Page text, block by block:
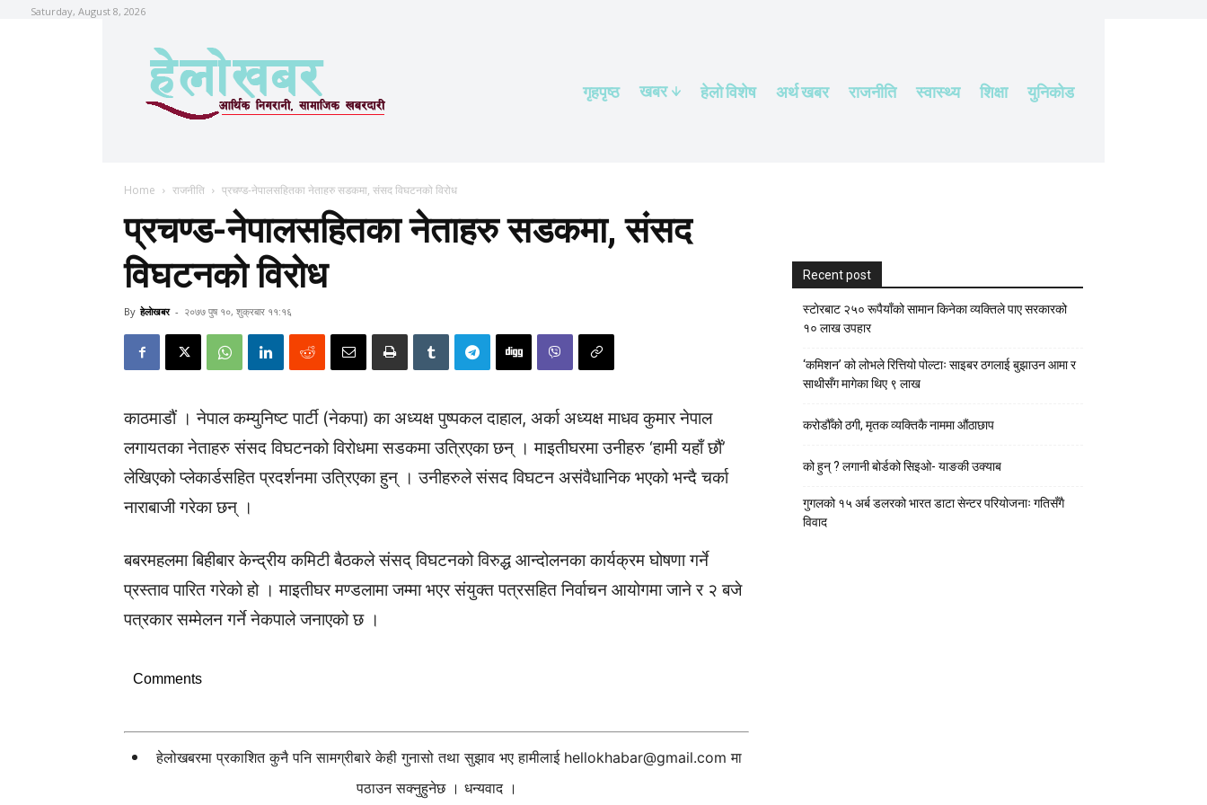
Saturday, August 8, 2026
गृहपृष्ठ खबर हेलाे विशेष अर्थ खबर राजनीति स्वास्थ्य शिक्षा युनिकोड
Home राजनीति प्रचण्ड-नेपालसहितका नेताहरु सडकमा, संसद विघटनको विरोध
प्रचण्ड-नेपालसहितका नेताहरु सडकमा, संसद
विघटनको विरोध
By हेलाेखबर - २०७७ पुष १०, शुक्रबार ११:१६
काठमाडौं । नेपाल कम्युनिष्ट पार्टी (नेकपा) का अध्यक्ष पुष्पकल दाहाल, अर्का अध्यक्ष माधव कुमार नेपाल
लगायतका नेताहरु संसद विघटनको विरोधमा सडकमा उत्रिएका छन् । माइतीघरमा उनीहरु ‘हामी यहाँ छौं’
लेखिएको प्लेकार्डसहित प्रदर्शनमा उत्रिएका हुन् । उनीहरुले संसद विघटन असंवैधानिक भएको भन्दै चर्का
नाराबाजी गरेका छन् ।
बबरमहलमा बिहीबार केन्द्रीय कमिटी बैठकले संसद् विघटनको विरुद्ध आन्दोलनका कार्यक्रम घोषणा गर्ने
प्रस्ताव पारित गरेको हो । माइतीघर मण्डलामा जम्मा भएर संयुक्त पत्रसहित निर्वाचन आयोगमा जाने र २ बजे
पत्रकार सम्मेलन गर्ने नेकपाले जनाएको छ ।
Comments
हेलोखबरमा प्रकाशित कुनै पनि सामग्रीबारे केही गुनासो तथा सुझाव भए हामीलाई hellokhabar@gmail.com मा
पठाउन सक्नुहुनेछ । धन्यवाद ।
Recent post
स्टाेरबाट २५० रूपैयाँको सामान किनेका व्यक्तिले पाए सरकारको
१० लाख उपहार
‘कमिशन’ को लोभले रित्तियो पोल्टाः साइबर ठगलाई बुझाउन आमा र
साथीसँग मागेका थिए ९ लाख
करोडौँको ठगी, मृतक व्यक्तिकै नाममा औंठाछाप
को हुन् ? लगानी बोर्डको सिइओ- याङकी उक्याब
गुगलको १५ अर्ब डलरको भारत डाटा सेन्टर परियोजनाः गतिसँगै
विवाद